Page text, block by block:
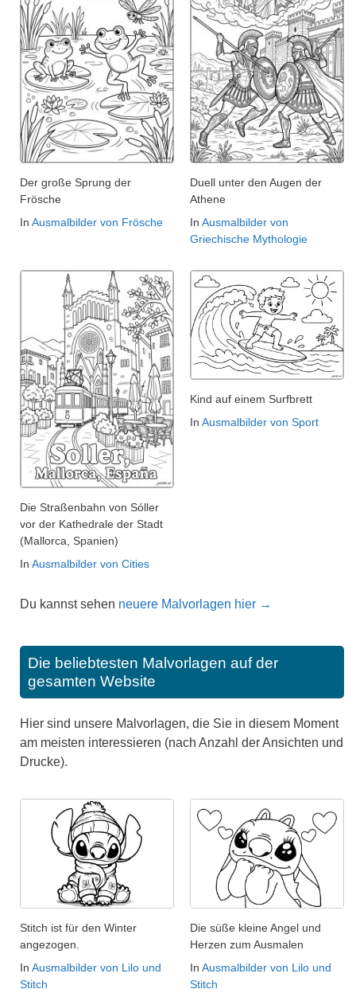
Der große Sprung der
Frösche
In Ausmalbilder von Frösche
Duell unter den Augen der
Athene
In Ausmalbilder von
Griechische Mythologie
Die Straßenbahn von Sóller
vor der Kathedrale der Stadt
(Mallorca, Spanien)
In Ausmalbilder von Cities
Kind auf einem Surfbrett
In Ausmalbilder von Sport
Du kannst sehen neuere Malvorlagen hier →
Die beliebtesten Malvorlagen auf der
gesamten Website
Hier sind unsere Malvorlagen, die Sie in diesem Moment
am meisten interessieren (nach Anzahl der Ansichten und
Drucke).
Stitch ist für den Winter
angezogen.
In Ausmalbilder von Lilo und
Stitch
Die süße kleine Angel und
Herzen zum Ausmalen
In Ausmalbilder von Lilo und
Stitch